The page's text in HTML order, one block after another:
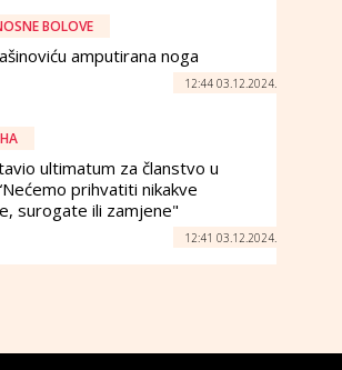
BOLOVE
amputirana noga
12:44 03.12.2024.
ultimatum za članstvo u
prihvatiti nikakve
surogate ili zamjene"
12:41 03.12.2024.